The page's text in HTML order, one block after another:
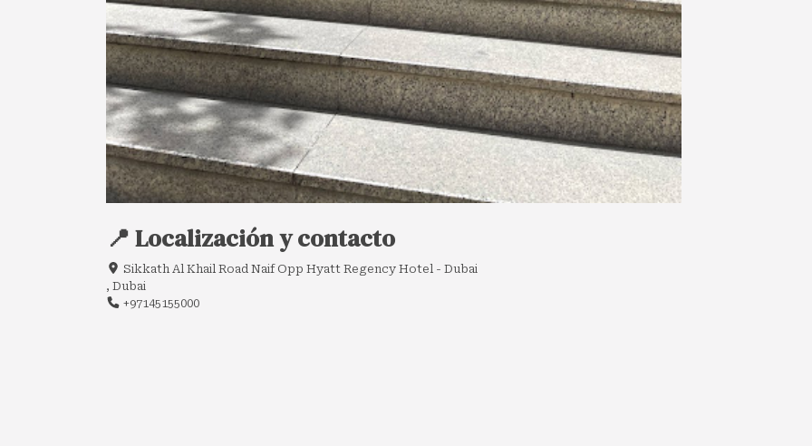
📍 Localización y contacto
Sikkath Al Khail Road Naif Opp Hyatt Regency Hotel - Dubai
, Dubai
+97145155000